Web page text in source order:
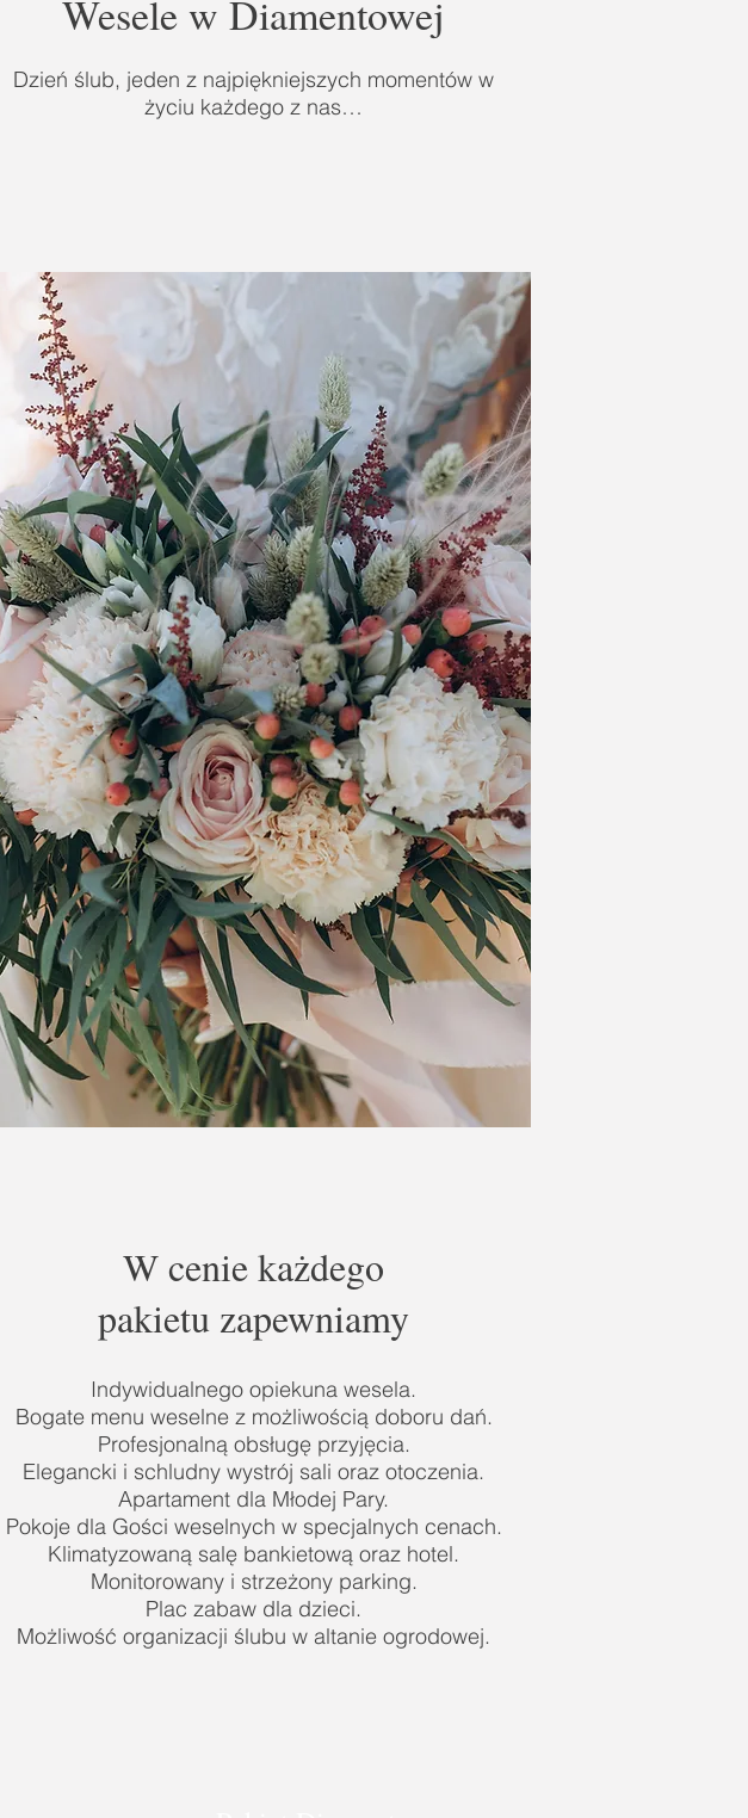
Wesele w Diamentowej
Dzień ślub, jeden z najpiękniejszych momentów w
życiu każdego z nas…
W cenie każdego
pakietu zapewniamy
Indywidualnego opiekuna wesela.
Bogate menu weselne z możliwością doboru dań.
Profesjonalną obsługę przyjęcia.
Elegancki i schludny wystrój sali oraz otoczenia.
Apartament dla Młodej Pary.
Pokoje dla Gości weselnych w specjalnych cenach.
Klimatyzowaną salę bankietową oraz hotel.
Monitorowany i strzeżony parking.
Plac zabaw dla dzieci.
Możliwość organizacji ślubu w altanie ogrodowej.